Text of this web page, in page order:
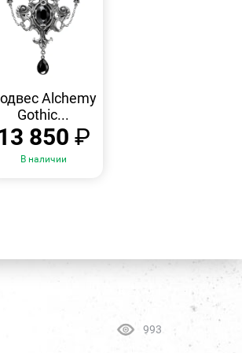
ПРОСМОТР
Alchemy
Gothic...
850 ₽
В наличии
993